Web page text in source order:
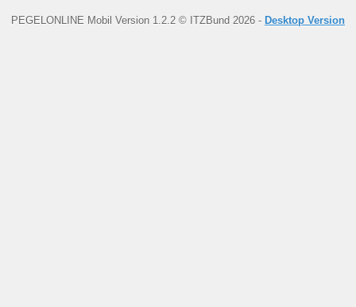
PEGELONLINE Mobil Version 1.2.2 © ITZBund 2026 - Desktop Version